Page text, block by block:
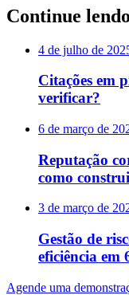
Continue lendo
4 de julho de
Citações em
verificar?
6 de março de
Reputação
como
3 de março de
Gestão de
eficiência em
Agende uma